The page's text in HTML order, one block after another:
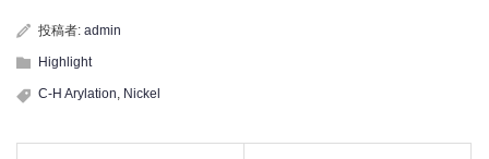
投稿者: admin
Highlight
C-H Arylation Nickel